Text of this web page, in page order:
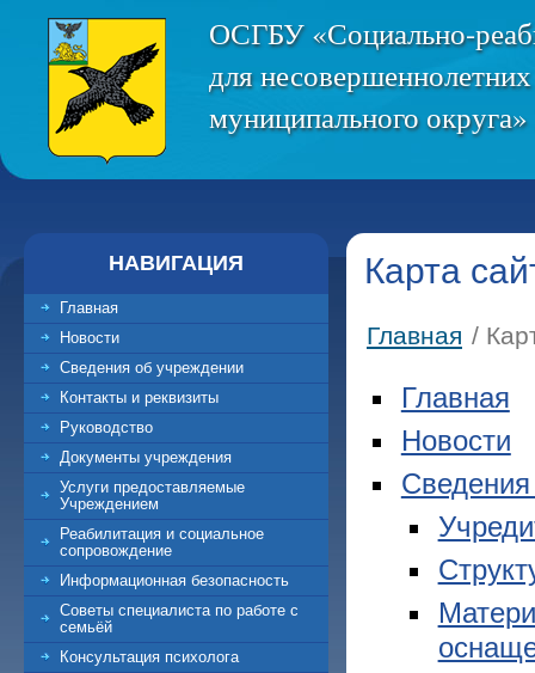
ОСГБУ «Социально-
для
муниципального
НАВИГАЦИЯ
Главная
Новости
Сведения об учреждении
Контакты и реквизиты
Руководство
Документы учреждения
Услуги предоставляемые
Учреждением
Реабилитация и социальное
сопровождение
Информационная безопасность
Советы специалиста по работе с
семьёй
Консультация психолога
Карта
Главная /
Главная
Новости